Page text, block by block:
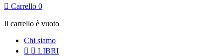
 Carrello 0
Il carrello è vuoto
Chi siamo
  LIBRI